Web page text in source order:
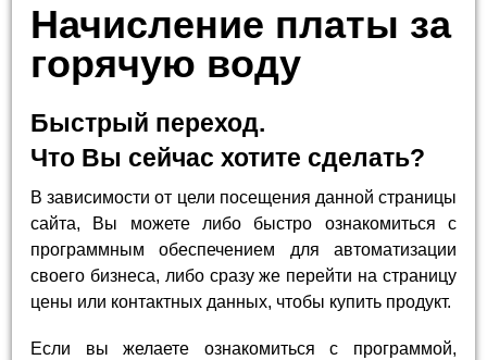
Начисление платы за
горячую воду
Быстрый переход.
Что Вы сейчас хотите сделать?
В зависимости от цели посещения данной страницы
сайта, Вы можете либо быстро ознакомиться с
программным обеспечением для автоматизации
своего бизнеса, либо сразу же перейти на страницу
цены или контактных данных, чтобы купить продукт.
Если вы желаете ознакомиться с программой,